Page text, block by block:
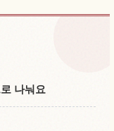
나눠요